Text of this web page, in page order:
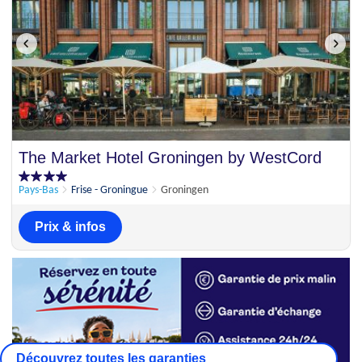
The Market Hotel Groningen by WestCord
Pays-Bas Frise - Groningue Groningen
Prix & infos
Découvrez toutes les garanties